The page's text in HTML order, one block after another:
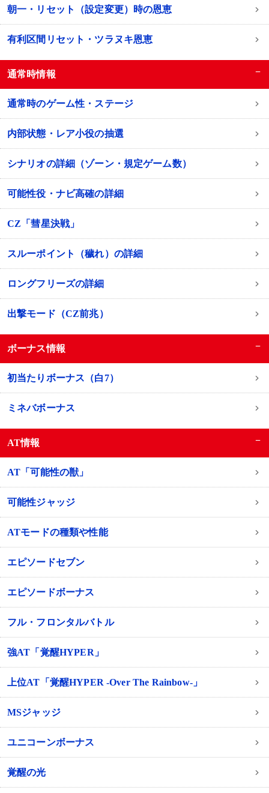
朝一・リセット（設定変更）時の恩恵
有利区間リセット・ツラヌキ恩恵
通常時情報 −
通常時のゲーム性・ステージ
内部状態・レア小役の抽選
シナリオの詳細（ゾーン・規定ゲーム数）
可能性役・ナビ高確の詳細
CZ「彗星決戦」
スルーポイント（穢れ）の詳細
ロングフリーズの詳細
出撃モード（CZ前兆）
ボーナス情報 −
初当たりボーナス（白7）
ミネバボーナス
AT情報 −
AT「可能性の獣」
可能性ジャッジ
ATモードの種類や性能
エピソードセブン
エピソードボーナス
フル・フロンタルバトル
強AT「覚醒HYPER」
上位AT「覚醒HYPER -Over The Rainbow-」
MSジャッジ
ユニコーンボーナス
覚醒の光